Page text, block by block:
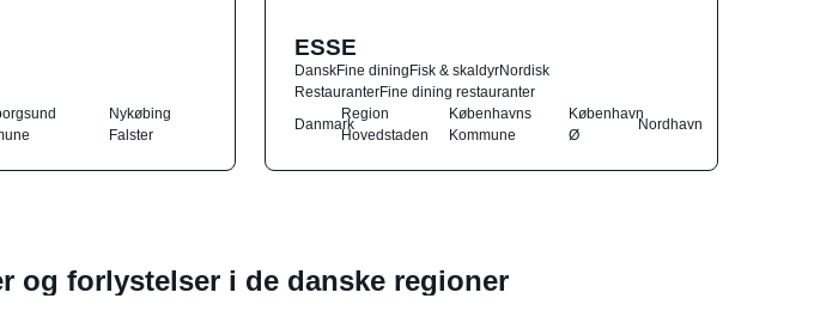
Nykøbing
Falster
ESSE
DanskFine diningFisk & skaldyrNordisk
RestauranterFine dining restauranter
Danmark
Region
Hovedstaden
Københavns
Kommune
København
Ø
Nordhavn
og forlystelser i de danske regioner